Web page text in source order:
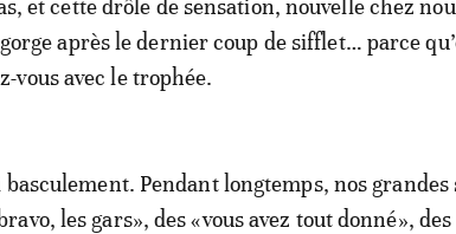
et cette drôle de sensation, nouvelle chez
après le dernier coup de sifflet… parce
vous avec le trophée.
basculement. Pendant longtemps, nos grandes
les gars», des «vous avez tout donné», des